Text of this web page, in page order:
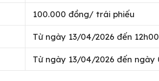
100.000 đồng/ trái phiếu
Từ ngày 13/04/2026 đến
Từ ngày 13/04/2026 đến ngày